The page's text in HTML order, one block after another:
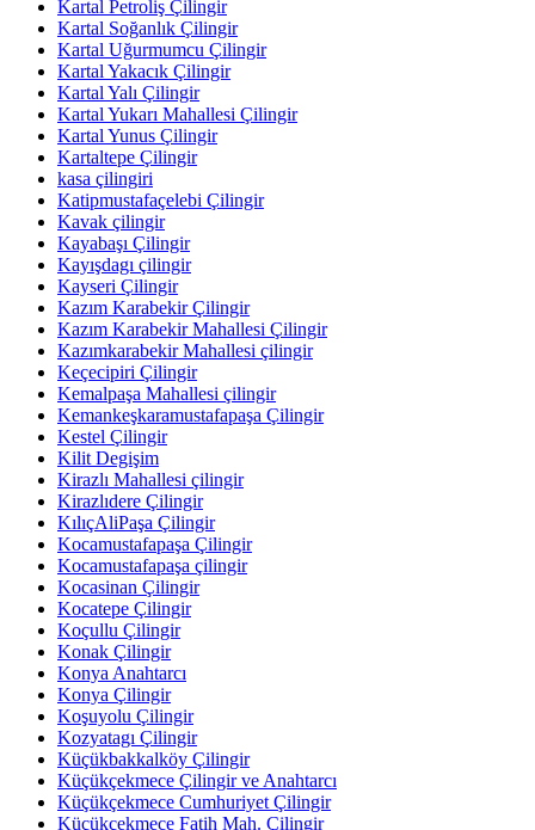
Kartal Petroliş Çilingir
Kartal Soğanlık Çilingir
Kartal Uğurmumcu Çilingir
Kartal Yakacık Çilingir
Kartal Yalı Çilingir
Kartal Yukarı Mahallesi Çilingir
Kartal Yunus Çilingir
Kartaltepe Çilingir
kasa çilingiri
Katipmustafaçelebi Çilingir
Kavak çilingir
Kayabaşı Çilingir
Kayışdagı çilingir
Kayseri Çilingir
Kazım Karabekir Çilingir
Kazım Karabekir Mahallesi Çilingir
Kazımkarabekir Mahallesi çilingir
Keçecipiri Çilingir
Kemalpaşa Mahallesi çilingir
Kemankeşkaramustafapaşa Çilingir
Kestel Çilingir
Kilit Degişim
Kirazlı Mahallesi çilingir
Kirazlıdere Çilingir
KılıçAliPaşa Çilingir
Kocamustafapaşa Çilingir
Kocamustafapaşa çilingir
Kocasinan Çilingir
Kocatepe Çilingir
Koçullu Çilingir
Konak Çilingir
Konya Anahtarcı
Konya Çilingir
Koşuyolu Çilingir
Kozyatagı Çilingir
Küçükbakkalköy Çilingir
Küçükçekmece Çilingir ve Anahtarcı
Küçükçekmece Cumhuriyet Çilingir
Küçükçekmece Fatih Mah. Çilingir